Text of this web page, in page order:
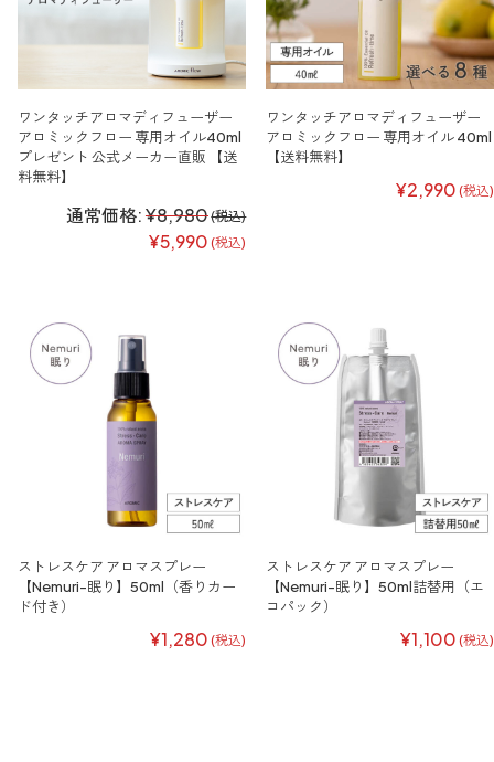
ワンタッチアロマディフューザー
アロミックフロー 専用オイル40ml
プレゼント 公式メーカー直販 【送
料無料】
通常価格:¥8,980(税込)
¥5,990 (税込)
ワンタッチアロマディフューザー
アロミックフロー 専用オイル 40ml
【送料無料】
¥2,990 (税込)
ストレスケア アロマスプレー
【Nemuri-眠り】50ml（香りカー
ド付き）
¥1,280 (税込)
ストレスケア アロマスプレー
【Nemuri-眠り】50ml詰替用（エ
コパック）
¥1,100 (税込)